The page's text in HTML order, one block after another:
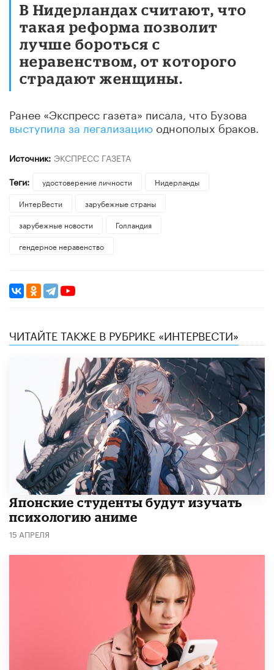
В Нидерландах считают, что
такая реформа позволит
лучше бороться с
неравенством, от которого
страдают женщины.
Ранее «Экспресс газета» писала, что Бузова
выступила за легализацию однополых браков.
Источник: ЭКСПРЕСС ГАЗЕТА
Теги:
удостоверение личности
Нидерланды
ИнтерВести
зарубежные страны
зарубежные новости
Голландия
гендерное неравенство
ЧИТАЙТЕ ТАКЖЕ В РУБРИКЕ «ИНТЕРВЕСТИ»
Японские студенты будут изучать
психологию аниме
15 АПРЕЛЯ